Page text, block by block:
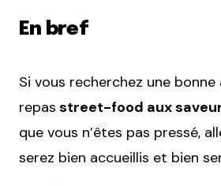
En bref
Si vous recherchez une
repas street-food aux
que vous n’êtes pas pressé,
serez bien accueillis et bien